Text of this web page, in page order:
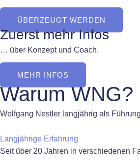
ÜBERZEUGT WERDEN
Zuerst mehr Infos
… über Konzept und Coach.
MEHR INFOS
Warum WNG?
Wolfgang Nestler langjährig als
Langjährige Erfahrung
Seit über 20 Jahren in verschiedenen